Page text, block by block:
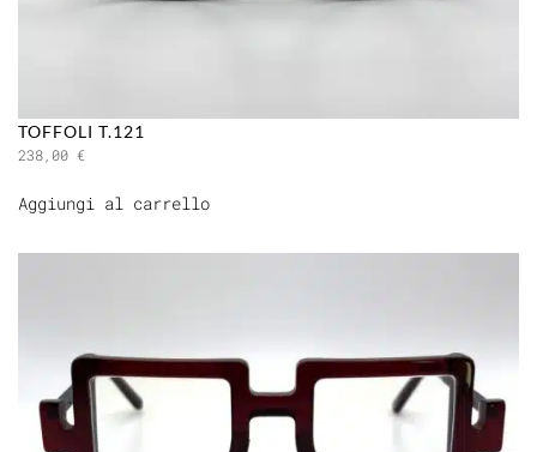
TOFFOLI T.121
238,00 €
Aggiungi al carrello